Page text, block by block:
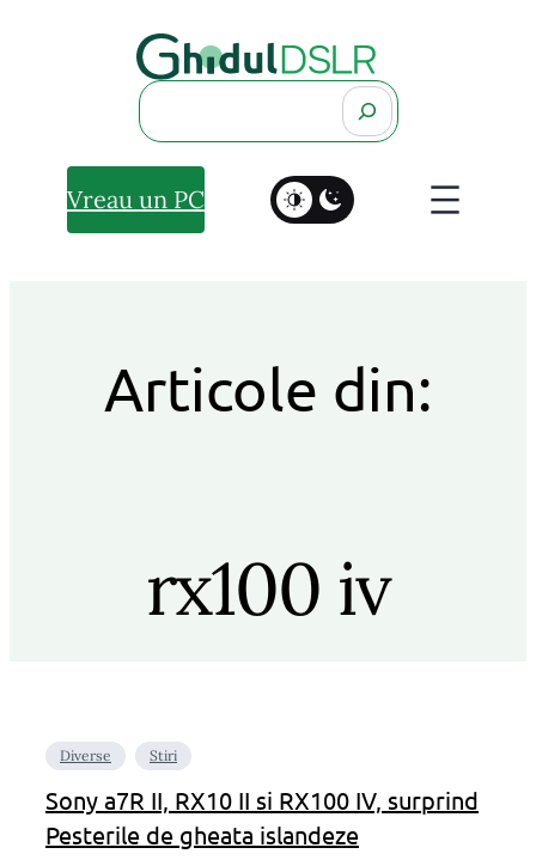
Search
Vreau un PC
Articole din:
rx100 iv
Diverse Stiri
Sony a7R II, RX10 II si RX100 IV, surprind
Pesterile de gheata islandeze